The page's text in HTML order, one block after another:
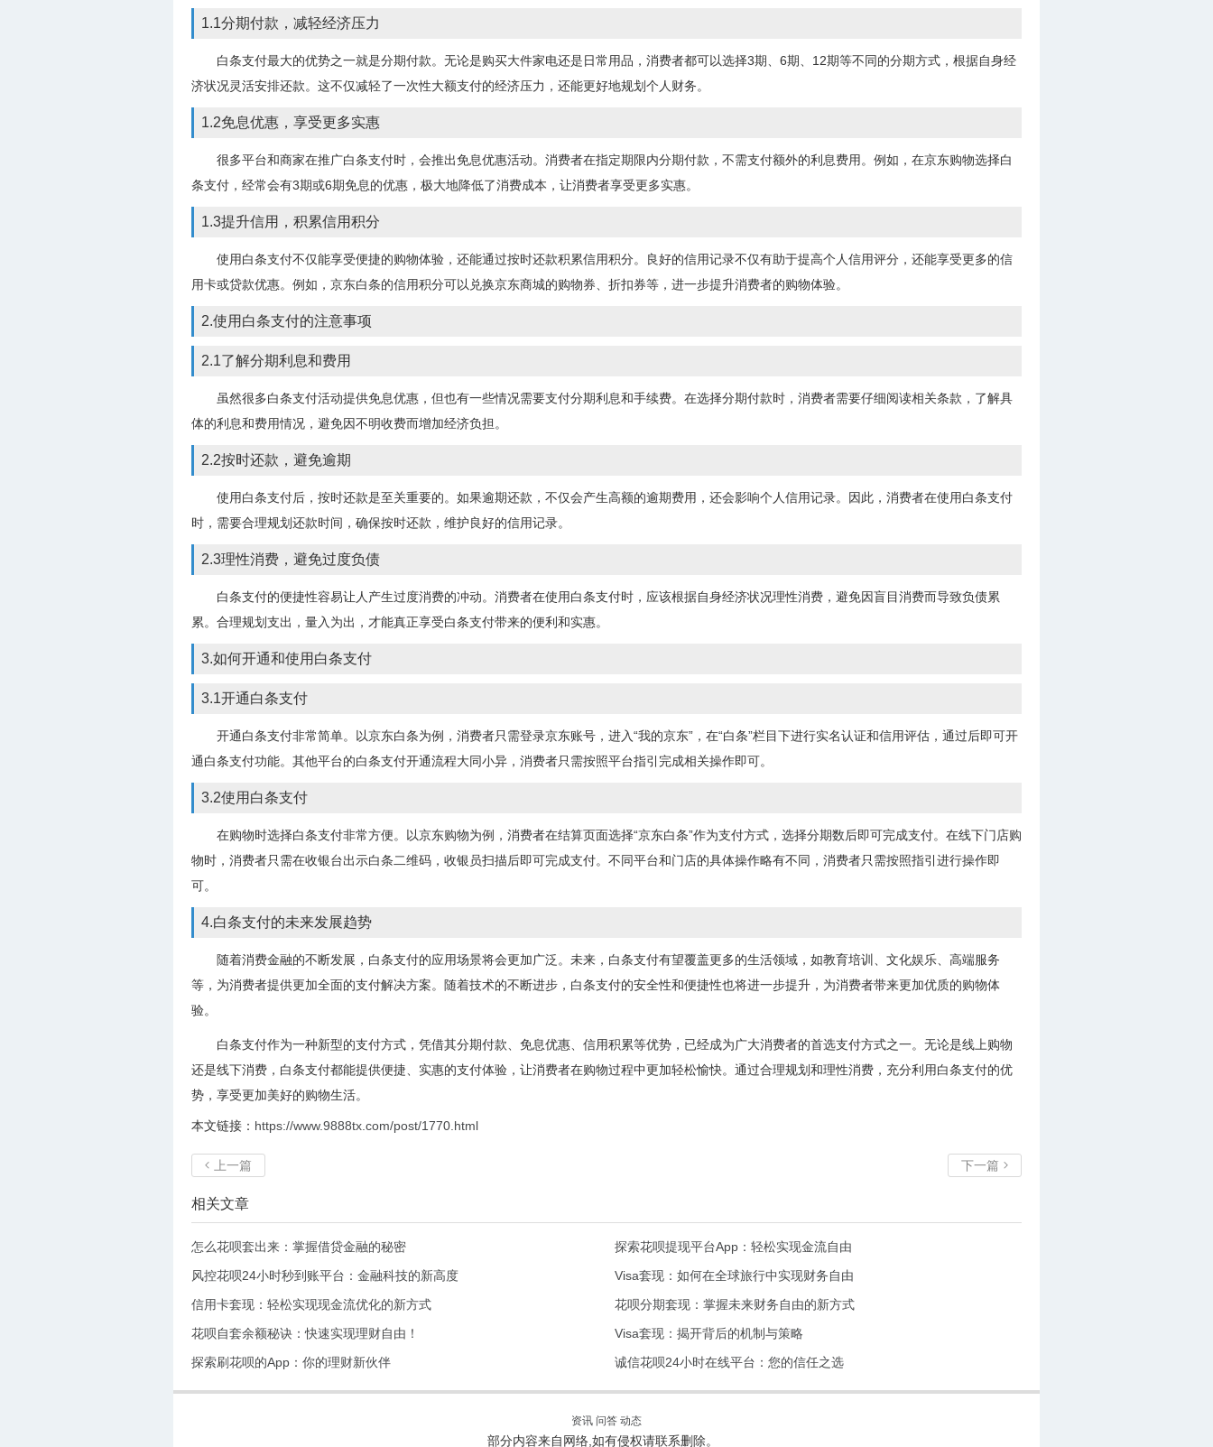
1.1分期付款，减轻经济压力
白条支付最大的优势之一就是分期付款。无论是购买大件家电还是日常用品，消费者都可以选择3期、6期、12期等不同的分期方式，根据自身经
济状况灵活安排还款。这不仅减轻了一次性大额支付的经济压力，还能更好地规划个人财务。
1.2免息优惠，享受更多实惠
很多平台和商家在推广白条支付时，会推出免息优惠活动。消费者在指定期限内分期付款，不需支付额外的利息费用。例如，在京东购物选择白
条支付，经常会有3期或6期免息的优惠，极大地降低了消费成本，让消费者享受更多实惠。
1.3提升信用，积累信用积分
使用白条支付不仅能享受便捷的购物体验，还能通过按时还款积累信用积分。良好的信用记录不仅有助于提高个人信用评分，还能享受更多的信
用卡或贷款优惠。例如，京东白条的信用积分可以兑换京东商城的购物券、折扣券等，进一步提升消费者的购物体验。
2.使用白条支付的注意事项
2.1了解分期利息和费用
虽然很多白条支付活动提供免息优惠，但也有一些情况需要支付分期利息和手续费。在选择分期付款时，消费者需要仔细阅读相关条款，了解具
体的利息和费用情况，避免因不明收费而增加经济负担。
2.2按时还款，避免逾期
使用白条支付后，按时还款是至关重要的。如果逾期还款，不仅会产生高额的逾期费用，还会影响个人信用记录。因此，消费者在使用白条支付
时，需要合理规划还款时间，确保按时还款，维护良好的信用记录。
2.3理性消费，避免过度负债
白条支付的便捷性容易让人产生过度消费的冲动。消费者在使用白条支付时，应该根据自身经济状况理性消费，避免因盲目消费而导致负债累
累。合理规划支出，量入为出，才能真正享受白条支付带来的便利和实惠。
3.如何开通和使用白条支付
3.1开通白条支付
开通白条支付非常简单。以京东白条为例，消费者只需登录京东账号，进入“我的京东”，在“白条”栏目下进行实名认证和信用评估，通过后即可开
通白条支付功能。其他平台的白条支付开通流程大同小异，消费者只需按照平台指引完成相关操作即可。
3.2使用白条支付
在购物时选择白条支付非常方便。以京东购物为例，消费者在结算页面选择“京东白条”作为支付方式，选择分期数后即可完成支付。在线下门店购
物时，消费者只需在收银台出示白条二维码，收银员扫描后即可完成支付。不同平台和门店的具体操作略有不同，消费者只需按照指引进行操作即
可。
4.白条支付的未来发展趋势
随着消费金融的不断发展，白条支付的应用场景将会更加广泛。未来，白条支付有望覆盖更多的生活领域，如教育培训、文化娱乐、高端服务
等，为消费者提供更加全面的支付解决方案。随着技术的不断进步，白条支付的安全性和便捷性也将进一步提升，为消费者带来更加优质的购物体
验。
白条支付作为一种新型的支付方式，凭借其分期付款、免息优惠、信用积累等优势，已经成为广大消费者的首选支付方式之一。无论是线上购物
还是线下消费，白条支付都能提供便捷、实惠的支付体验，让消费者在购物过程中更加轻松愉快。通过合理规划和理性消费，充分利用白条支付的优
势，享受更加美好的购物生活。
本文链接： https://www.9888tx.com/post/1770.html
 上一篇 下一篇 
相关文章
怎么花呗套出来：掌握借贷金融的秘密
探索花呗提现平台App：轻松实现金流自由
风控花呗24小时秒到账平台：金融科技的新高度
Visa套现：如何在全球旅行中实现财务自由
信用卡套现：轻松实现现金流优化的新方式
花呗分期套现：掌握未来财务自由的新方式
花呗自套余额秘诀：快速实现理财自由！
Visa套现：揭开背后的机制与策略
探索刷花呗的App：你的理财新伙伴
诚信花呗24小时在线平台：您的信任之选
资讯 问答 动态
部分内容来自网络,如有侵权请联系删除。